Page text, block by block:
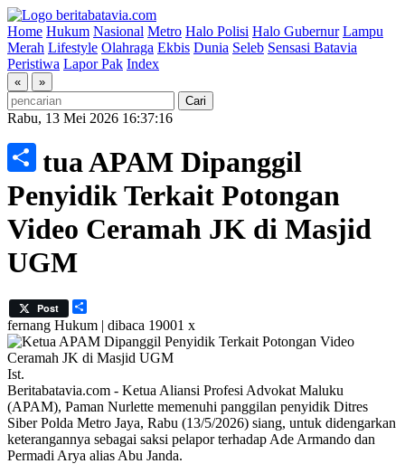
Home Hukum Nasional Metro Halo Polisi Halo Gubernur Lampu
Merah Lifestyle Olahraga Ekbis Dunia Seleb Sensasi Batavia
Peristiwa Lapor Pak Index
« »
Rabu, 13 Mei 2026 16:37:16
Ketua APAM Dipanggil
Penyidik Terkait Potongan
Video Ceramah JK di Masjid
UGM
Post
fernang Hukum | dibaca 19001 x
Ist.
Beritabatavia.com - Ketua Aliansi Profesi Advokat Maluku
(APAM), Paman Nurlette memenuhi panggilan penyidik Ditres
Siber Polda Metro Jaya, Rabu (13/5/2026) siang, untuk didengarkan
keterangannya sebagai saksi pelapor terhadap Ade Armando dan
Permadi Arya alias Abu Janda.
Share